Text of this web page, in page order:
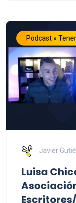
Podcast »
Javier
Luisa